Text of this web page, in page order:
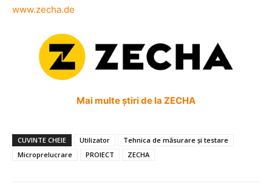
www.zecha.de
Mai multe știri de la ZECHA
CUVINTE CHEIE Utilizator
Tehnica de măsurare și testare
Microprelucrare
PROIECT ZECHA